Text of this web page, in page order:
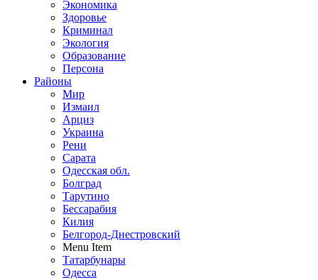
Экономика
Здоровье
Криминал
Экология
Образование
Персона
Районы
Мир
Измаил
Арциз
Украина
Рени
Сарата
Одесская обл.
Болград
Тарутино
Бессарабия
Килия
Белгород-Днестровский
Menu Item
Татарбунары
Одесса